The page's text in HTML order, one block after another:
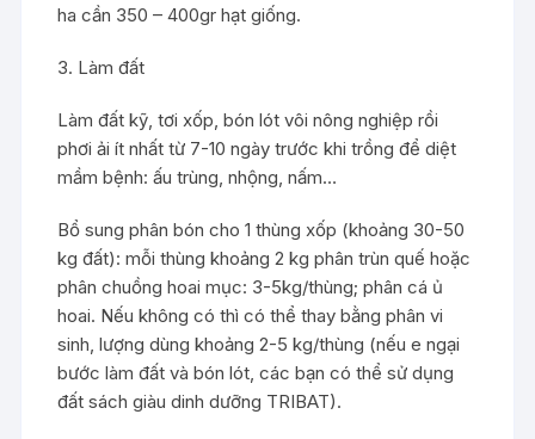
ha cần 350 – 400gr hạt giống.
3. Làm đất
Làm đất kỹ, tơi xốp, bón lót vôi nông nghiệp rồi
phơi ải ít nhất từ 7-10 ngày trước khi trồng để diệt
mầm bệnh: ấu trùng, nhộng, nấm…
Bổ sung phân bón cho 1 thùng xốp (khoảng 30-50
kg đất): mỗi thùng khoảng 2 kg phân trùn quế hoặc
phân chuồng hoai mục: 3-5kg/thùng; phân cá ủ
hoai. Nếu không có thì có thể thay bằng phân vi
sinh, lượng dùng khoảng 2-5 kg/thùng (nếu e ngại
bước làm đất và bón lót, các bạn có thể sử dụng
đất sách giàu dinh dưỡng TRIBAT).